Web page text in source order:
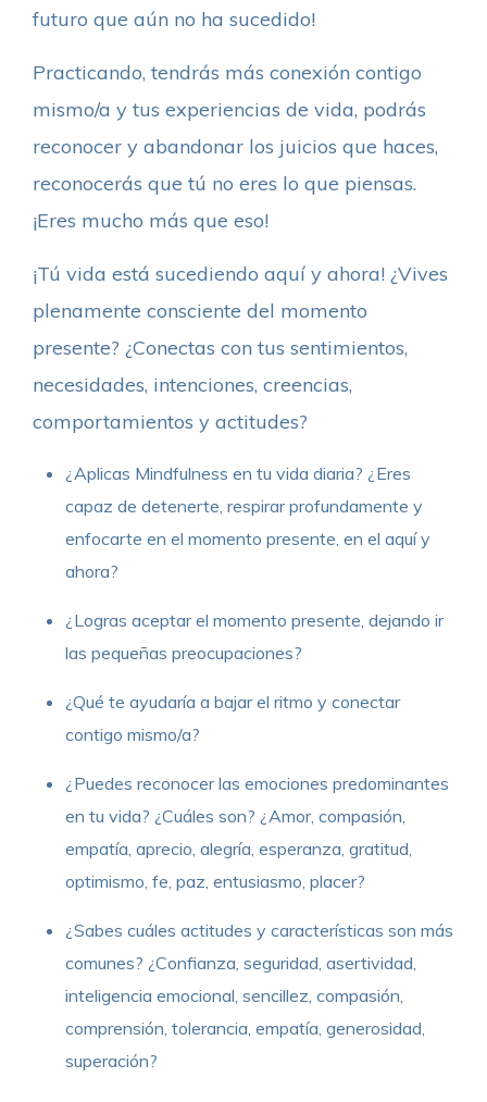
futuro que aún no ha sucedido!
Practicando, tendrás más conexión contigo
mismo/a y tus experiencias de vida, podrás
reconocer y abandonar los juicios que haces,
reconocerás que tú no eres lo que piensas.
¡Eres mucho más que eso!
¡Tú vida está sucediendo aquí y ahora! ¿Vives
plenamente consciente del momento
presente? ¿Conectas con tus sentimientos,
necesidades, intenciones, creencias,
comportamientos y actitudes?
¿Aplicas Mindfulness en tu vida diaria? ¿Eres
capaz de detenerte, respirar profundamente y
enfocarte en el momento presente, en el aquí y
ahora?
¿Logras aceptar el momento presente, dejando ir
las pequeñas preocupaciones?
¿Qué te ayudaría a bajar el ritmo y conectar
contigo mismo/a?
¿Puedes reconocer las emociones predominantes
en tu vida? ¿Cuáles son? ¿Amor, compasión,
empatía, aprecio, alegría, esperanza, gratitud,
optimismo, fe, paz, entusiasmo, placer?
¿Sabes cuáles actitudes y características son más
comunes? ¿Confianza, seguridad, asertividad,
inteligencia emocional, sencillez, compasión,
comprensión, tolerancia, empatía, generosidad,
superación?